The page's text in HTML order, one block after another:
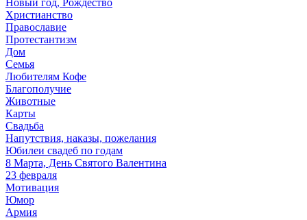
Новый год, Рождество
Христианство
Православие
Протестантизм
Дом
Семья
Любителям Кофе
Благополучие
Животные
Карты
Свадьба
Напутствия, наказы, пожелания
Юбилеи свадеб по годам
8 Марта, День Святого Валентина
23 февраля
Мотивация
Юмор
Армия